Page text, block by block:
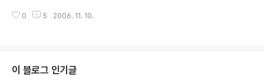
대로 변환되는 놈들이 없어서 밀뤄두었는데 ThinkFreeViewer 를 설치해 두
0 5 2006. 11. 10.
이 블로그 인기글